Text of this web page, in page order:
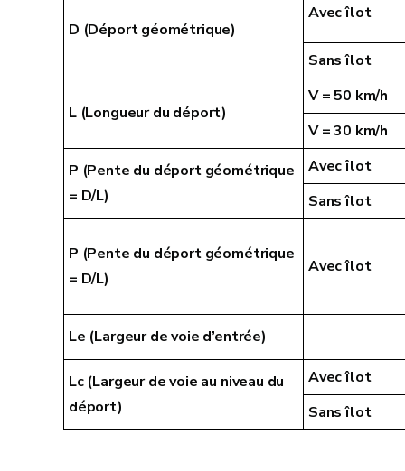
D (Déport géométrique)
Avec îlot
Sans îlot
L (Longueur du déport)
V = 50 km/h
V = 30 km/h
P (Pente du déport géométrique
= D/L)
Avec îlot
Sans îlot
P (Pente du déport géométrique
= D/L)
Avec îlot
Le (Largeur de voie d’entrée)
Lc (Largeur de voie au niveau du
déport)
Avec îlot
Sans îlot